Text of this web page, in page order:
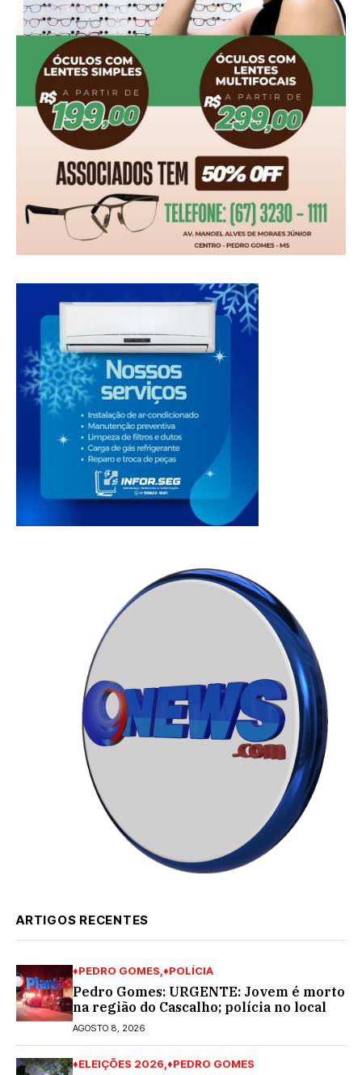
ARTIGOS RECENTES
♦PEDRO GOMES ♦POLÍCIA
Pedro Gomes: URGENTE: Jovem é morto
na região do Cascalho; polícia no local
AGOSTO 8, 2026
♦ELEIÇÕES 2026 ♦PEDRO GOMES